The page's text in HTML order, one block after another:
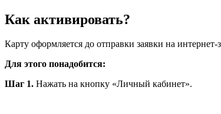
Как активировать?
Карту оформляется до отправки заявки на интернет-
Для этого понадобится:
Шаг 1. Нажать на кнопку «Личный кабинет».